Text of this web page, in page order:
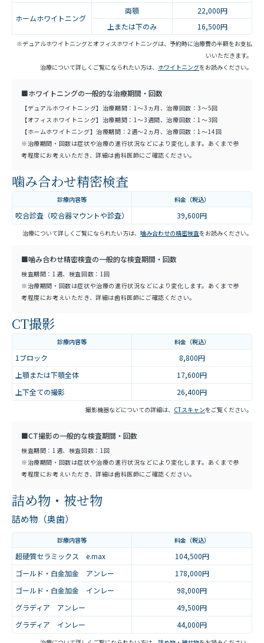
ホームホワイトニング
両顎
22,000円
上または下のみ
16,500円
※デュアルホワイトニングとオフィスホワイトニングは、予約時に治療費の半額をお支払
いいただきます。
治療について詳しくご覧になられたい方は、 ホワイトニングをお読みください。
■ホワイトニングの一般的な治療期間・回数
【デュアルホワイトニング】治療期間：1～3ヵ月、治療回数：3～5回
【オフィスホワイトニング】治療期間：1～3週間、治療回数：1～3回
【ホームホワイトニング】治療期間：2週～2ヵ月、治療回数：1～14回
※治療期間・回数は症状や治療の進行状況などにより変化します。あくまで参
考程度にお考えいただき、詳細は歯科医師にご確認ください。
噛み合わせ精密検査
診療内容等 料金（税込）
咬合診査（咬合器マウントや診査） 39,600円
治療について詳しくご覧になられたい方は、 噛み合わせの精密検査をお読みください。
■噛み合わせ精密検査の一般的な検査期間・回数
検査期間：1週、検査回数：1回
※治療期間・回数は症状や治療の進行状況などにより変化します。あくまで参
考程度にお考えいただき、詳細は歯科医師にご確認ください。
CT撮影
診療内容等 料金（税込）
1ブロック
8,800円
上顎または下顎全体
17,600円
上下全ての撮影
26,400円
撮影機器などについての詳細は、 CTスキャンをご覧ください。
■CT撮影の一般的な検査期間・回数
検査期間：1週、検査回数：1回
※治療期間・回数は症状や治療の進行状況などにより変化します。あくまで参
考程度にお考えいただき、詳細は歯科医師にご確認ください。
詰め物・被せ物
詰め物（奥歯）
診療内容等 料金（税込）
超硬質セラミックス e.max
104,500円
ゴールド・白金加金 アンレー
178,000円
ゴールド・白金加金 インレー
98,000円
グラディア アンレー
49,500円
グラディア インレー
44,000円